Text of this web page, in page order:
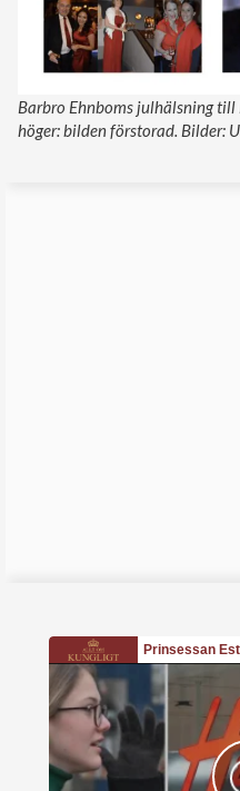
Barbro Ehnboms julhälsning
höger: bilden förstorad. Bilder: